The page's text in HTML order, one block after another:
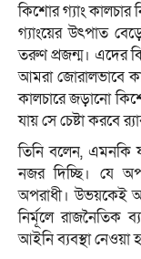
কিশোর গ্যাং কালচার
গ্যাংয়ের উৎপাত
তরুণ প্রজন্ম। এদের
আমরা জোরালভাবে
কালচারে জড়ানো
যায় সে চেষ্টা করবে
তিনি বলেন, এমনকি
নজর দিচ্ছি। যে
অপরাধী। উভয়কেই
নির্মূলে রাজনৈতিক
আইনি ব্যবস্থা নেওয়া